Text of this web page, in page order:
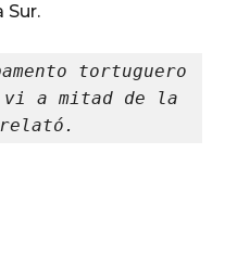
Sur.
tortuguero
a mitad de la